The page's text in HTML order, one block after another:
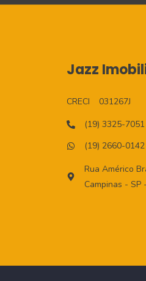
Jazz
CRECI
031267J
(19) 3325-7051
(19) 2660-0142
Rua Américo
Campinas -